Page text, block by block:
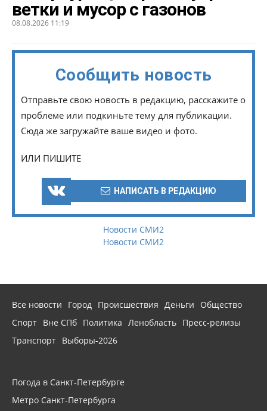
ветки и мусор с газонов
08.08.2026 11:19
Сообщить новость
Отправьте свою новость в редакцию, расскажите о
проблеме или подкиньте тему для публикации.
Сюда же загружайте ваше видео и фото.
ИЛИ ПИШИТЕ
НАПИСАТЬ В РЕДАКЦИЮ
Новости СМИ2
Новости СМИ2
Все новости Город Происшествия Деньги
Общество
Спорт Вне СПб Политика Ленобласть Пресс-релизы
Транспорт Выборы-2026
Погода в Санкт-Петербурге
Метро Санкт-Петербурга